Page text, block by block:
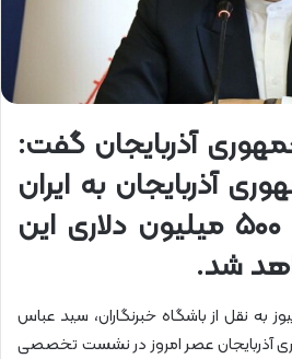
آذربایجان گفت:
آذربایجان به ایران
با سرمایه‌گذاری ۵۰۰ میلیون دلاری این
شد.
به نقل از باشگاه خبرنگاران، سید عباس
آذربایجان عصر امروز در نشست تخصصی